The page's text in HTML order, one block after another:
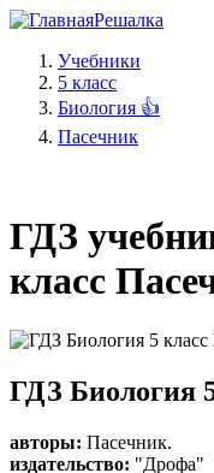
Решалка
Учебники
5 класс
Биология 👍
Пасечник
ГДЗ
класс
ГДЗ Биология
авторы: Пасечник.
издательство: "Дрофа"